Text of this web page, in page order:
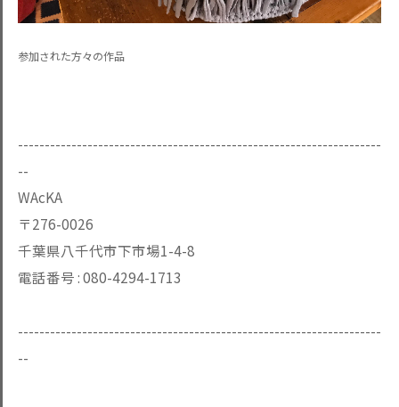
参加された方々の作品
--------------------------------------------------------------------
--
WAcKA
〒276-0026
千葉県八千代市下市場1-4-8
電話番号 :080-4294-1713
--------------------------------------------------------------------
--